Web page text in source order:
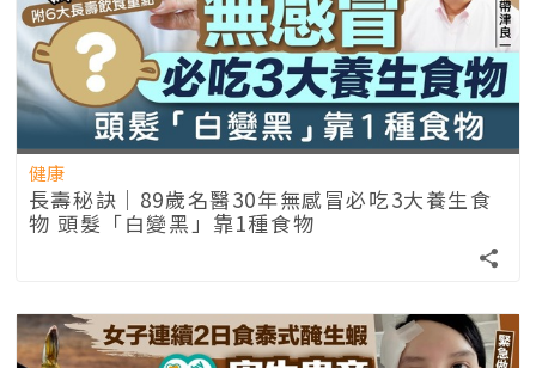
健康
長壽秘訣｜89歲名醫30年無感冒必吃3大養生食
物 頭髮「白變黑」靠1種食物